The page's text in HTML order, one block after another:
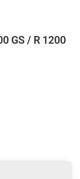
GS / R 1200